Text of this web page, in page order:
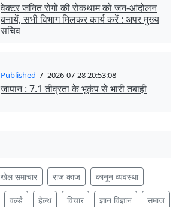
वेक्टर जनित रोगों की रोकथाम को जन-आंदोलन
बनायें, सभी विभाग मिलकर कार्य करें : अपर मुख्य
सचिव
Published / 2026-07-28 20:53:08
जापान : 7.1 तीव्रता के भूकंप से भारी तबाही
खेल समाचार राज काज कानून व्यवस्था
वर्ल्ड हेल्थ विचार ज्ञान विज्ञान समाज